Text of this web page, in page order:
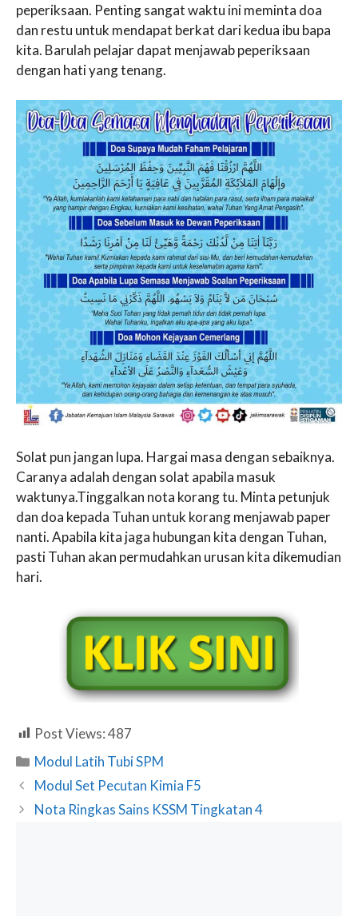
peperiksaan. Penting sangat waktu ini meminta doa
dan restu untuk mendapat berkat dari kedua ibu bapa
kita. Barulah pelajar dapat menjawab peperiksaan
dengan hati yang tenang.
Solat pun jangan lupa. Hargai masa dengan sebaiknya.
Caranya adalah dengan solat apabila masuk
waktunya.Tinggalkan nota korang tu. Minta petunjuk
dan doa kepada Tuhan untuk korang menjawab paper
nanti. Apabila kita jaga hubungan kita dengan Tuhan,
pasti Tuhan akan permudahkan urusan kita dikemudian
hari.
Post Views:487
Categories
Modul Latih Tubi SPM
Modul Set Pecutan Kimia F5
Nota Ringkas Sains KSSM Tingkatan 4